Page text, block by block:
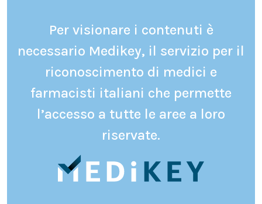
Per visionare i contenuti è
necessario Medikey, il servizio per il
riconoscimento di medici e
farmacisti italiani che permette
l’accesso a tutte le aree a loro
riservate.